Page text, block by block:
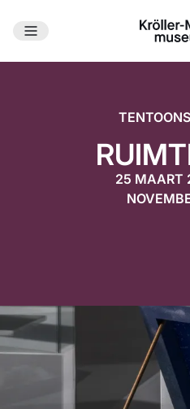
Ga naar hoofdinhoud
25 MAART